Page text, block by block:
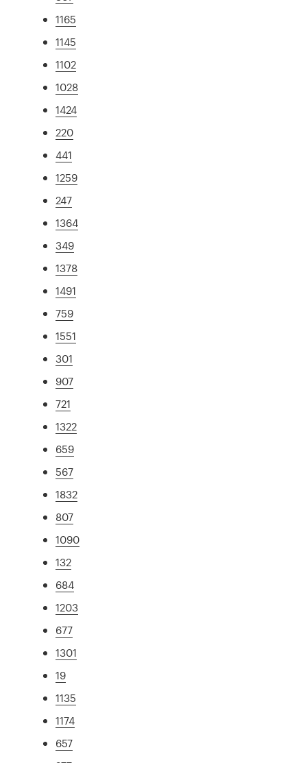
1165
1145
1102
1028
1424
220
441
1259
247
1364
349
1378
1491
759
1551
301
907
721
1322
659
567
1832
807
1090
132
684
1203
677
1301
19
1135
1174
657